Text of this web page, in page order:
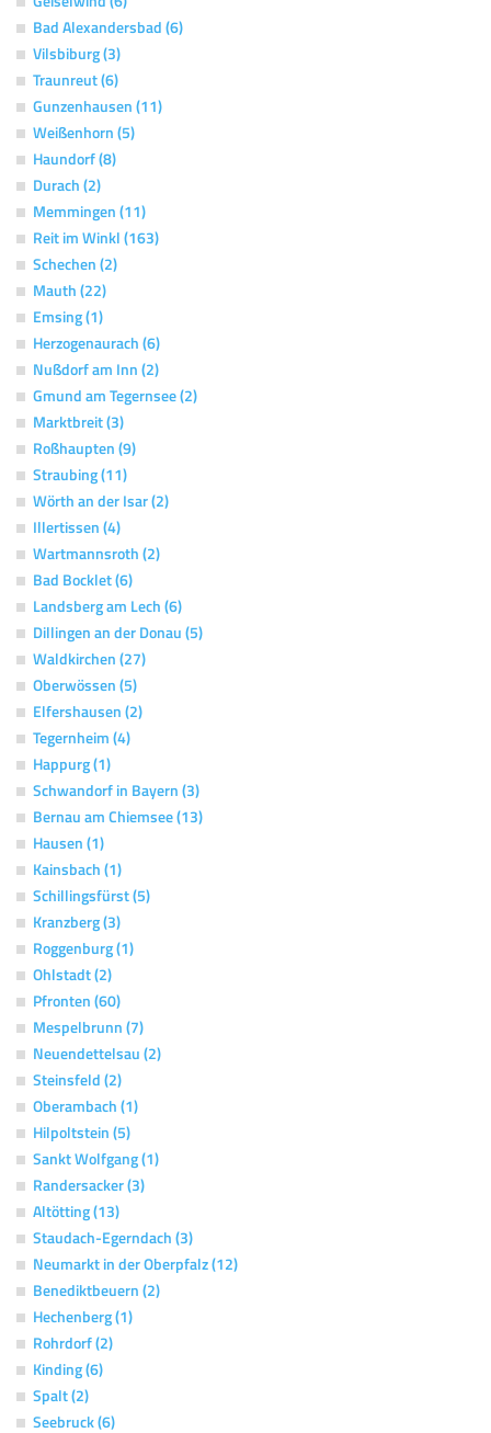
Bad Alexandersbad (6)
Vilsbiburg (3)
Traunreut (6)
Gunzenhausen (11)
Weißenhorn (5)
Haundorf (8)
Durach (2)
Memmingen (11)
Reit im Winkl (163)
Schechen (2)
Mauth (22)
Emsing (1)
Herzogenaurach (6)
Nußdorf am Inn (2)
Gmund am Tegernsee (2)
Marktbreit (3)
Roßhaupten (9)
Straubing (11)
Wörth an der Isar (2)
Illertissen (4)
Wartmannsroth (2)
Bad Bocklet (6)
Landsberg am Lech (6)
Dillingen an der Donau (5)
Waldkirchen (27)
Oberwössen (5)
Elfershausen (2)
Tegernheim (4)
Happurg (1)
Schwandorf in Bayern (3)
Bernau am Chiemsee (13)
Hausen (1)
Kainsbach (1)
Schillingsfürst (5)
Kranzberg (3)
Roggenburg (1)
Ohlstadt (2)
Pfronten (60)
Mespelbrunn (7)
Neuendettelsau (2)
Steinsfeld (2)
Oberambach (1)
Hilpoltstein (5)
Sankt Wolfgang (1)
Randersacker (3)
Altötting (13)
Staudach-Egerndach (3)
Neumarkt in der Oberpfalz (12)
Benediktbeuern (2)
Hechenberg (1)
Rohrdorf (2)
Kinding (6)
Spalt (2)
Seebruck (6)